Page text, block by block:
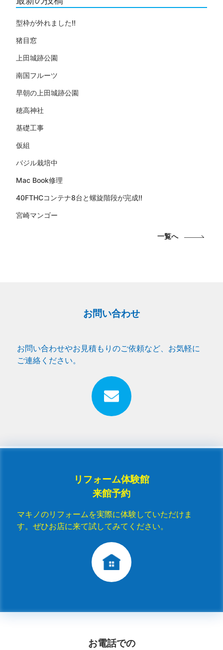
型枠が外れました!!
猪目窓
上田城跡公園
南国フルーツ
早朝の上田城跡公園
穂高神社
基礎工事
仮組
バジル栽培中
Mac Book修理
40FTHCコンテナ8台と螺旋階段が完成!!
宮崎マンゴー
一覧へ
お問い合わせ
お問い合わせやお見積もりのご依頼など、お気軽に
ご連絡ください。
リフォーム体験館
来館予約
マキノのリフォームを実際に体験していただけま
す。ぜひお店に来て試してみてください。
お電話での